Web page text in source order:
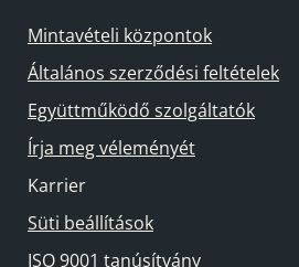
Mintavételi központok
Általános szerződési feltételek
Együttműködő szolgáltatók
Írja meg véleményét
Karrier
Süti beállítások
ISO 9001 tanúsítvány